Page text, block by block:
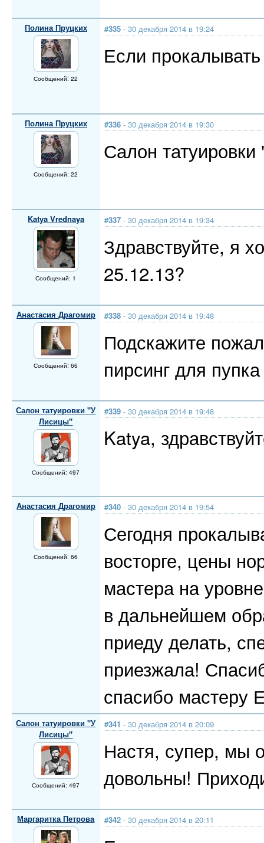
Полина Пруцких
Сообщений: 22
#335 - 30 декабря 2014 в 19:24
Если
Полина Пруцких
Сообщений: 22
#336 - 30 декабря 2014 в 19:30
Салон
Katya Vrednaya
Сообщений: 1
#337 - 30 декабря 2014 в 19:34
Здравствуйте, я
25.12.13?
Анастасия Драгомир
Сообщений: 66
#338 - 30 декабря 2014 в 19:48
Подскажите
пирсинг для
Салон татуировки "У
Лисицы"
Сообщений: 497
#339 - 30 декабря 2014 в 19:48
Katya,
Анастасия Драгомир
Сообщений: 66
#340 - 30 декабря 2014 в 19:54
Сегодня
восторге, цены
мастера на
в дальнейшем
приеду делать,
приезжала!
спасибо мастеру
Салон татуировки "У
Лисицы"
Сообщений: 497
#341 - 30 декабря 2014 в 20:09
Настя, супер, мы
довольны!
Маргаритка Петрова #342 - 30 декабря 2014 в 20:11